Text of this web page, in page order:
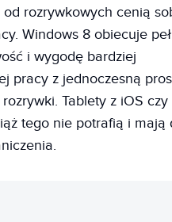
od rozrywkowych cenią
Windows 8 obiecuje
i wygodę bardziej
pracy z jednoczesną
Tablety z iOS czy
tego nie potrafią i mają